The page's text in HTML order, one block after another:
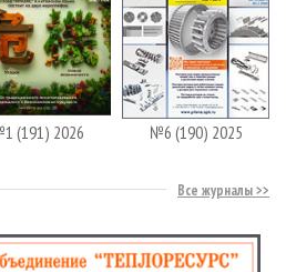
(191) 2026 №6 (190) 2025
Все журналы